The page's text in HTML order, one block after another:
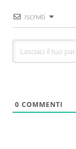
Iscriviti
0 COMMENTI